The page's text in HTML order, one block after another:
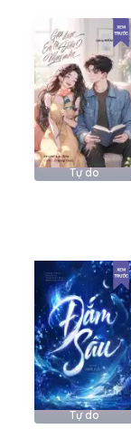
Tự do
Tự do